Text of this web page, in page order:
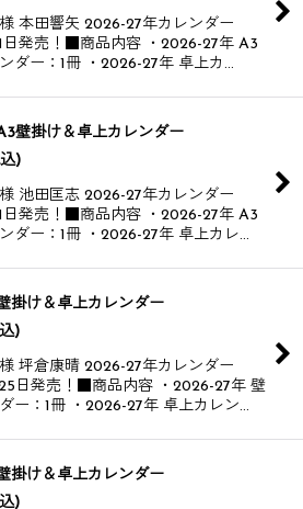
本田響矢 2026-27年カレンダー​
発売！​ ​ ■商品内容 ・2026-27年 A3
ダー：1冊 ・2026-27年 卓上カ…
壁掛け＆卓上カレンダー
)
池田匡志 2026-27年カレンダー​
日発売！​ ■商品内容 ・2026-27年 A3
ダー：1冊 ・2026-27年 卓上カレ…
掛け＆卓上カレンダー
)
坪倉康晴 2026-27年カレンダー​
日発売！​ ■商品内容 ・2026-27年 壁
ー：1冊 ・2026-27年 卓上カレン…
掛け＆卓上カレンダー
)